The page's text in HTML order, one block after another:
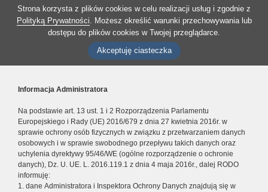
Strona korzysta z plików cookies w celu realizacji usług i zgodnie z
Polityką Prywatności. Możesz określić warunki przechowywania lub
dostępu do plików cookies w Twojej przeglądarce.
Akceptuję ciasteczka
Informacja Administratora
Na podstawie art. 13 ust. 1 i 2 Rozporządzenia Parlamentu
Europejskiego i Rady (UE) 2016/679 z dnia 27 kwietnia 2016r. w
sprawie ochrony osób fizycznych w związku z przetwarzaniem danych
osobowych i w sprawie swobodnego przepływu takich danych oraz
uchylenia dyrektywy 95/46/WE (ogólne rozporządzenie o ochronie
danych), Dz. U. UE. L. 2016.119.1 z dnia 4 maja 2016r., dalej RODO
informuję:
1. dane Administratora i Inspektora Ochrony Danych znajdują się w